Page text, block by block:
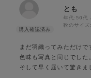
とも
年代: 50代
靴のサイズ:
まだ羽織ってみただけで
色味も写真と同じでした
そして早く届いて驚きま